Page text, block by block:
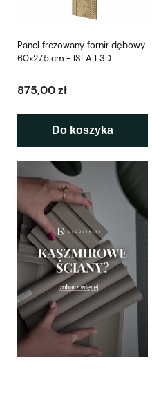
Panel frezowany fornir dębowy
60x275 cm - ISLA L3D
875,00 zł
Do koszyka